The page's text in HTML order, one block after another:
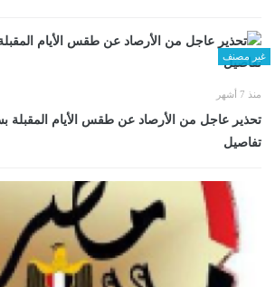
غير مصنف
منذ 7 أشهر
تحذير عاجل من الأرصاد عن طقس الأيام المقبلة
تفاصيل